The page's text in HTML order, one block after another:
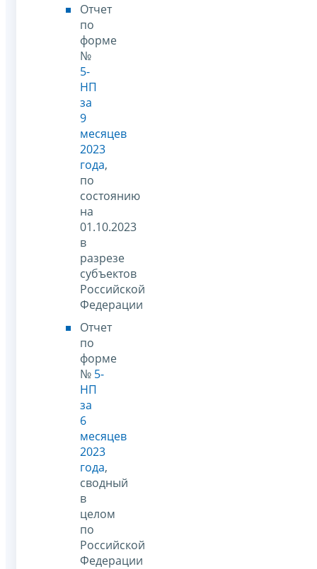
Отчет
по
форме
№
5-
НП
за
9
месяцев
2023
года,
по
состоянию
на
01.10.2023
в
разрезе
субъектов
Российской
Федерации
Отчет
по
форме
№ 5-
НП
за
6
месяцев
2023
года,
сводный
в
целом
по
Российской
Федерации